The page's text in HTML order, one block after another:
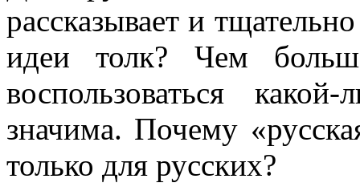
рассказывает и
идеи толк? Чем
воспользоваться
значима. Почему
только для русских?